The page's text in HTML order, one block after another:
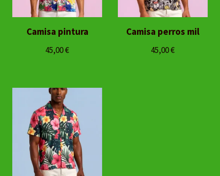
Camisa pintura
45,00€
Camisa perros mil
45,00€